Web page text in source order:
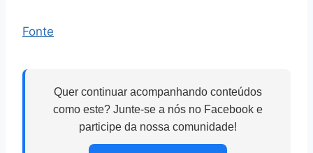
Fonte
Quer continuar acompanhando conteúdos
como este? Junte-se a nós no Facebook e
participe da nossa comunidade!